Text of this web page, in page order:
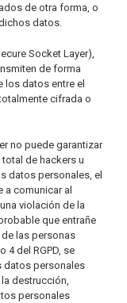
de otra forma, o
datos.
Socket Layer),
de forma
los datos entre el
cifrada o
no puede garantizar
de hackers u
datos personales, el
comunicar al
violación de la
que entrañe
las personas
4 del RGPD, se
datos personales
destrucción,
personales